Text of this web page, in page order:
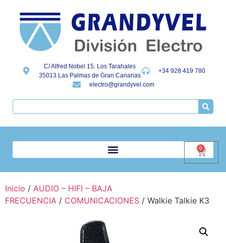
C/ Alfred Nobel 15. Los Tarahales
35013 Las Palmas de Gran Canarias
+34 928 419 780
electro@grandyvel.com
0
Inicio / AUDIO – HIFI – BAJA
FRECUENCIA / COMUNICACIONES / Walkie Talkie K3